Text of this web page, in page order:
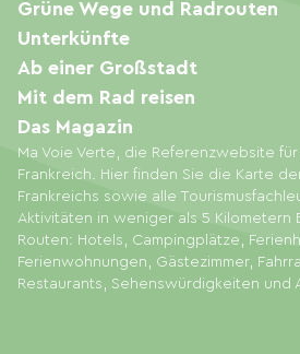
Ma Voie Verte, die Referenzwebsite
Frankreich. Hier finden Sie die Karte
Frankreichs sowie alle
Aktivitäten in weniger als 5 Kilometern
Routen: Hotels, Campingplätze,
Ferienwohnungen, Gästezimmer,
Restaurants, Sehenswürdigkeiten und
Grüne Wege und Radrouten
Unterkünfte
Ab einer Großstadt
Mit dem Rad reisen
Das Magazin